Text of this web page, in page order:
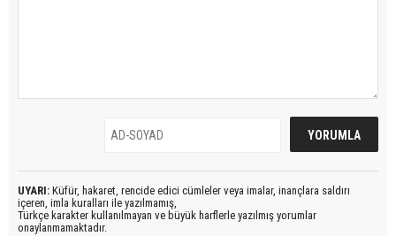
UYARI: Küfür, hakaret, rencide edici cümleler veya imalar, inançlara saldırı
içeren, imla kuralları ile yazılmamış,
Türkçe karakter kullanılmayan ve büyük harflerle yazılmış yorumlar
onaylanmamaktadır.